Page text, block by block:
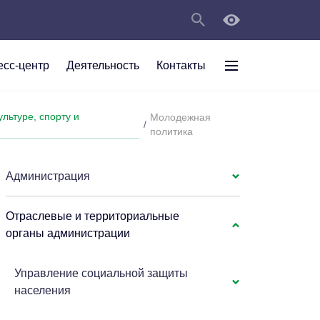
центр Деятельность Контакты
Анжеро-
спорту и
/
Молодежная
политика
Администрация
Отраслевые и территориальные
органы администрации
Управление социальной защиты
населения